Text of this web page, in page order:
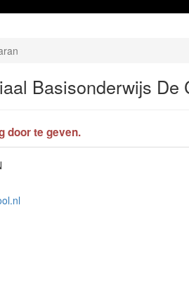
Basisonderwijs De
door te geven.